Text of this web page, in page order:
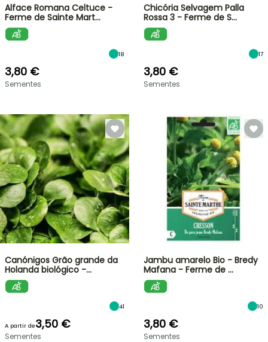
Alface Romana Celtuce -
Ferme de Sainte Mart…
18
3,80 €
Sementes
Chicória Selvagem Palla
Rossa 3 - Ferme de S…
17
3,80 €
Sementes
Canónigos Grão grande da
Holanda biológico -…
41
A partir de3,50 €
Sementes
Jambu amarelo Bio - Bredy
Mafana - Ferme de …
10
3,80 €
Sementes